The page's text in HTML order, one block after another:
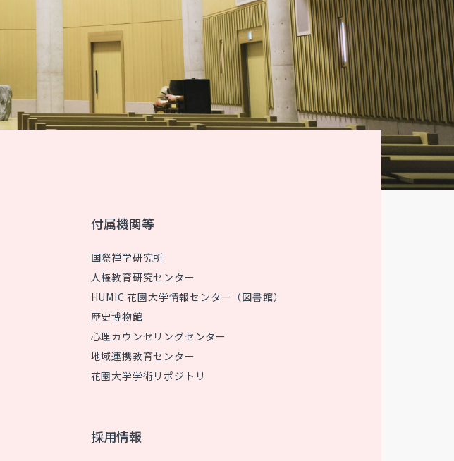
付属機関等
国際禅学研究所
人権教育研究センター
HUMIC 花園大学情報センター（図書館）
歴史博物館
心理カウンセリングセンター
地域連携教育センター
花園大学学術リポジトリ
採用情報